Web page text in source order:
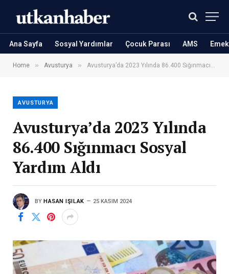
Ana Sayfa Sosyal Yardımlar Çocuk Parası AMS
Home » Avusturya » Avusturya’da 2023 Yılında 86.400 Sığınmacı Sosyal Yardım Aldı
AVUSTURYA
Avusturya’da 2023 Yılında
86.400 Sığınmacı Sosyal
Yardım Aldı
BY HASAN IŞILAK 25 KASIM 2024